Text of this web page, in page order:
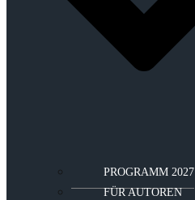
PROGRAMM 2027
FÜR AUTOREN